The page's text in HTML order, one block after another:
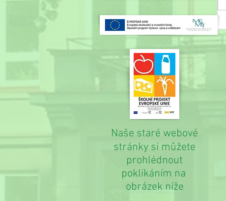
Naše staré webové
stránky si můžete
prohlédnout
poklikáním na
obrázek níže